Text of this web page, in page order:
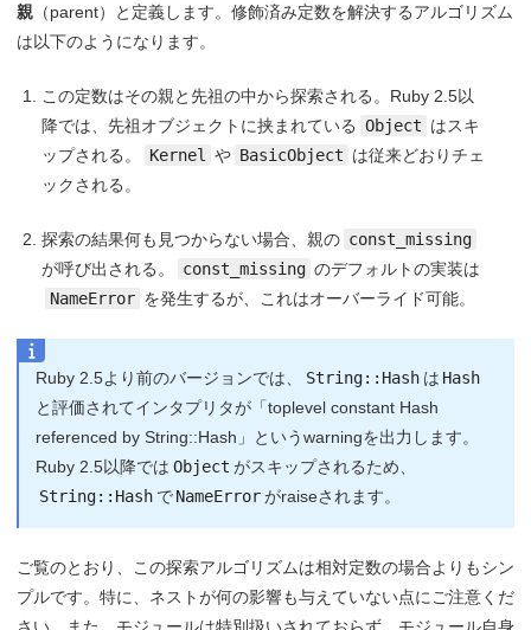
親 （parent）と定義します。修飾済み定数を解決するアルゴリズム
は以下のようになります。
この定数はその親と先祖の中から探索される。Ruby 2.5以
降では、先祖オブジェクトに挟まれている Object はスキ
ップされる。
Kernel や BasicObject は従来どおりチェ
ックされる。
探索の結果何も見つからない場合、親の const_missing
が呼び出される。
const_missing のデフォルトの実装は
NameError を発生するが、これはオーバーライド可能。
Ruby 2.5より前のバージョンでは、 String::Hash は Hash
と評価されてインタプリタが「toplevel constant Hash
referenced by String::Hash」というwarningを出力します。
Ruby 2.5以降では Object がスキップされるため、
String::Hash で NameErrorがraiseされます。
ご覧のとおり、この探索アルゴリズムは相対定数の場合よりもシン
プルです。特に、ネストが何の影響も与えていない点にご注意くだ